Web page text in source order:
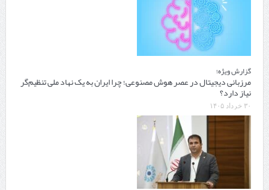
گزارش ویژه؛
مرزبانی دیجیتال در عصر هوش مصنوعی؛ چرا ایران به یک نهاد ملی تنظیم‌گر
نیاز دارد؟
۳۰ خرداد ۱۴۰۵